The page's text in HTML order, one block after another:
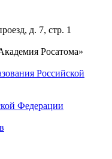
д. 7, стр. 1
Росатома»
Российской
Федерации